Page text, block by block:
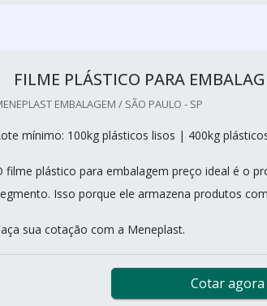
FILME PLÁSTICO PARA
EMBALAGEM / SÃO PAULO - SP
mínimo: 100kg plásticos lisos | 400kg
filme plástico para embalagem preço ideal é o
Isso porque ele armazena produtos
sua cotação com a Meneplast.
Cotar agora